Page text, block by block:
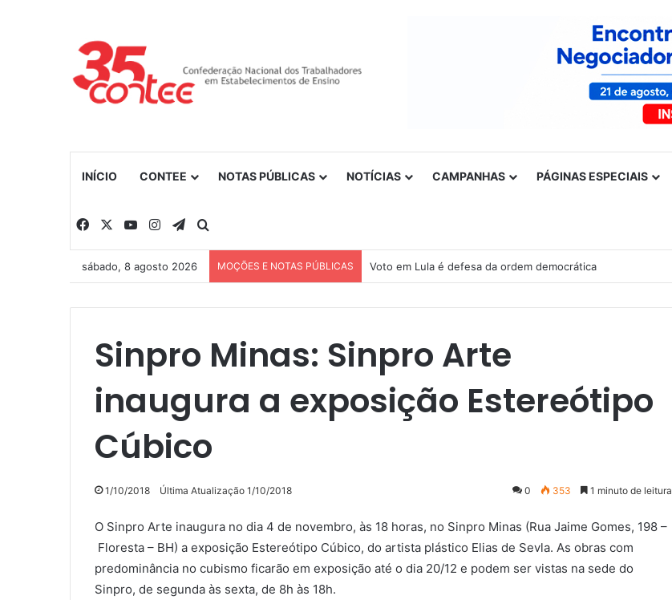
INÍCIO CONTEE NOTAS PÚBLICAS NOTÍCIAS CAMPANHAS PÁGINAS ESPECIAIS
Facebook YouTubeInstagramTelegram
sábado, 8 agosto 2026 MOÇÕES E NOTAS PÚBLICAS Voto em Lula é defesa da ordem democrática
Sinpro Minas: Sinpro Arte
inaugura a exposição Estereótipo
Cúbico
1/10/2018 Última Atualização 1/10/2018 0 353 1 minuto de leitura
O Sinpro Arte inaugura no dia 4 de novembro, às 18 horas, no Sinpro Minas (Rua Jaime Gomes, 198 –
Floresta – BH) a exposição Estereótipo Cúbico, do artista plástico Elias de Sevla. As obras com
predominância no cubismo ficarão em exposição até o dia 20/12 e podem ser vistas na sede do
Sinpro, de segunda às sexta, de 8h às 18h.